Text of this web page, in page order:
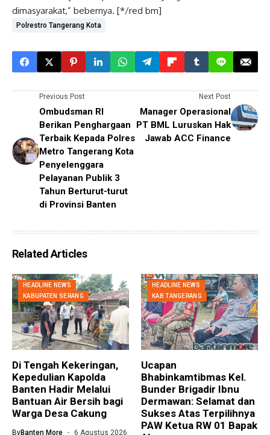
dimasyarakat,” bebernya. [*/red bm]
Polrestro Tangerang Kota
Previous Post
Ombudsman RI
Berikan Penghargaan
Terbaik Kepada Polres
Metro Tangerang Kota
Penyelenggara
Pelayanan Publik 3
Tahun Berturut-turut
di Provinsi Banten
Next Post
Manager Operasional
PT BML Luruskan Hak
Jawab ACC Finance
Related Articles
HEADLINE NEWS
KABUPATEN SERANG
Di Tengah Kekeringan,
Kepedulian Kapolda
Banten Hadir Melalui
Bantuan Air Bersih bagi
Warga Desa Cakung
ByBanten More 6 Agustus 2026
HEADLINE NEWS
KAB TANGERANG
Ucapan
Bhabinkamtibmas Kel.
Bunder Brigadir Ibnu
Dermawan: Selamat dan
Sukses Atas Terpilihnya
PAW Ketua RW 01 Bapak